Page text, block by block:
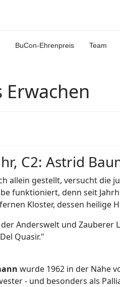
BuCon-Ehrenpreis Team
Erwachen
C2: Astrid
allein gestellt, versucht die
funktioniert, denn seit
Kloster, dessen heilige
Anderswelt und
Quasir."
wurde 1962 in der Nähe
- und besonders als